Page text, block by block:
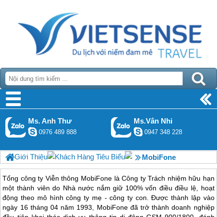
Ms. Anh Thư
0976 489 888
Ms.Vân Nhi
0947 348 228
Giới Thiệu Khách Hàng Tiêu Biểu MobiFone
Tổng công ty Viễn thông MobiFone là Công ty Trách nhiệm hữu hạn
một thành viên do Nhà nước nắm giữ 100% vốn điều điều lệ, hoạt
động theo mô hình công ty mẹ - công ty con. Được thành lập vào
ngày 16 tháng 04 năm 1993, MobiFone đã trở thành doanh nghiệp